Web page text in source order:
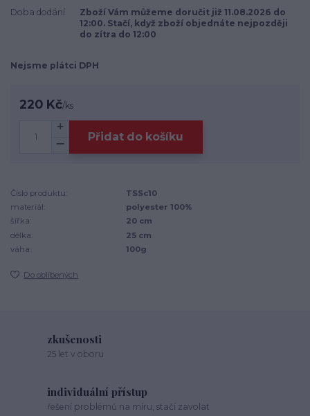
Doba dodání
Zboží Vám můžeme doručit již 11.08.2026 do
12:00. Stačí, když zboží objednáte nejpozději
do zítra do 12:00
Nejsme plátci DPH
220 Kč/ks
Přidat do košíku
Číslo produktu:
TSSc10
materiál:
polyester 100%
šířka:
20 cm
délka:
25 cm
váha:
100g
Do oblíbených
zkušenosti
25 let v oboru
individuální přístup
řešení problémů na míru, stačí zavolat